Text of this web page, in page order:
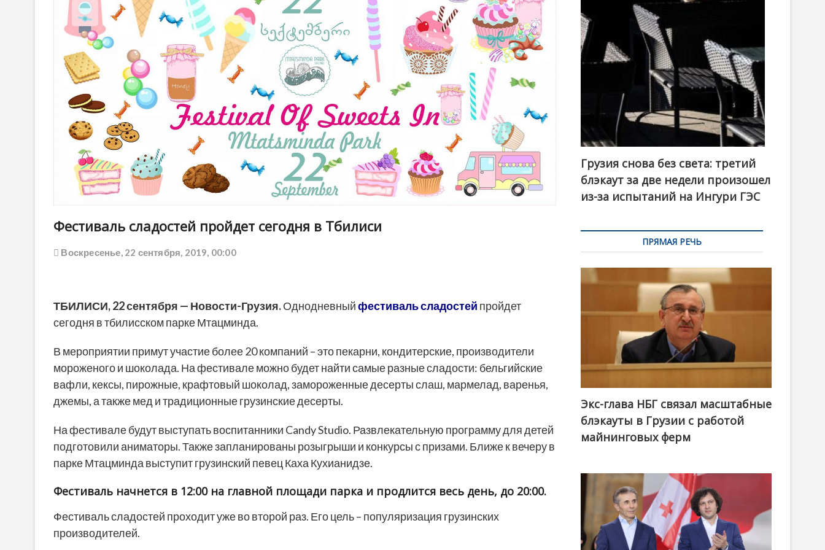
Фестиваль сладостей пройдет сегодня в Тбилиси
Воскресенье, 22 сентября, 2019, 00:00
ТБИЛИСИ, 22 сентября — Новости-Грузия.Однодневныйфестиваль сладостей пройдет
сегодня в тбилисском парке Мтацминда.
В мероприятии примут участие более 20 компаний – это пекарни, кондитерские, производители
мороженого и шоколада. На фестивале можно будет найти самые разные сладости: бельгийские
вафли, кексы, пирожные, крафтовый шоколад, замороженные десерты слаш, мармелад, варенья,
джемы, а также мед и традиционные грузинские десерты.
На фестивале будут выступать воспитанники Candy Studio. Развлекательную программу для детей
подготовили аниматоры. Также запланированы розыгрыши и конкурсы с призами. Ближе к вечеру в
парке Мтацминда выступит грузинский певец Каха Кухианидзе.
Фестиваль начнется в 12:00 на главной площади парка и продлится весь день, до 20:00.
Фестиваль сладостей проходит уже во второй раз. Его цель – популяризация грузинских
производителей.
Грузия снова без света: третий
блэкаут за две недели произошел
из-за испытаний на Ингури ГЭС
ПРЯМАЯ РЕЧЬ
Экс-глава НБГ связал масштабные
блэкауты в Грузии с работой
майнинговых ферм